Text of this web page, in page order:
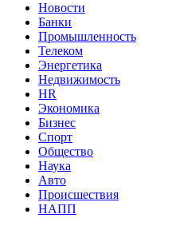
Новости
Банки
Промышленность
Телеком
Энергетика
Недвижимость
HR
Экономика
Бизнес
Спорт
Общество
Наука
Авто
Происшествия
НАПП